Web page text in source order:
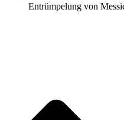
Entrümpelung von